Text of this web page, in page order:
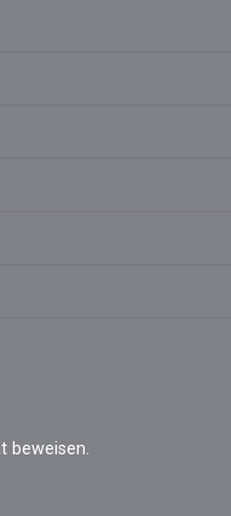
beweisen.